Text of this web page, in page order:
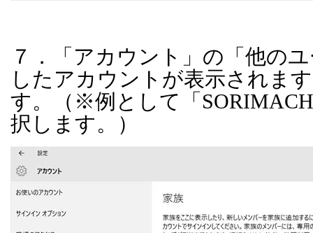
７．「アカウント」の「他の
したアカウントが表示されま
す。（※例として「
択します。）